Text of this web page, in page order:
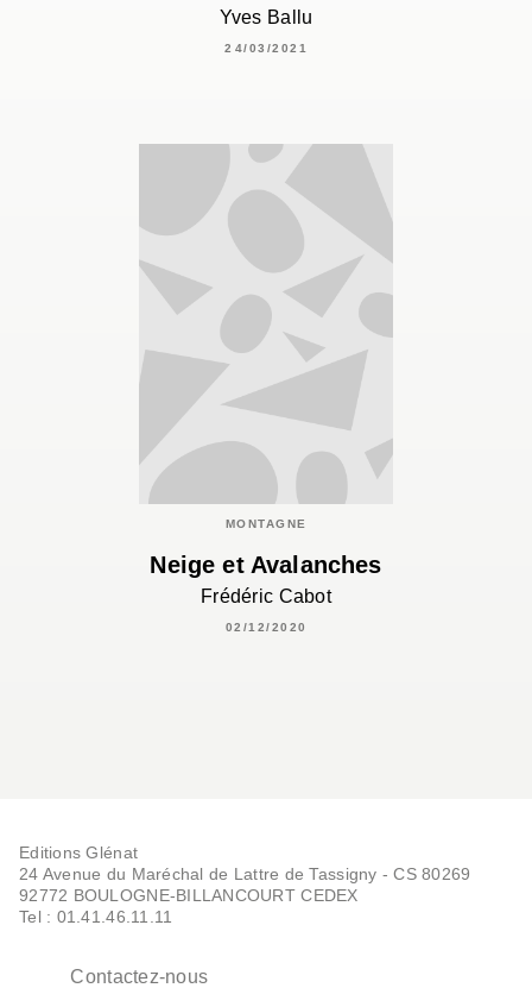
Yves Ballu
24/03/2021
MONTAGNE
Neige et Avalanches
Frédéric Cabot
02/12/2020
Editions Glénat
24 Avenue du Maréchal de Lattre de Tassigny - CS 80269
92772 BOULOGNE-BILLANCOURT CEDEX
Tel : 01.41.46.11.11
Contactez-nous